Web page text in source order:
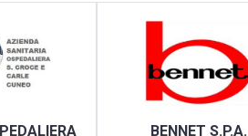
BENNET S.P.A.